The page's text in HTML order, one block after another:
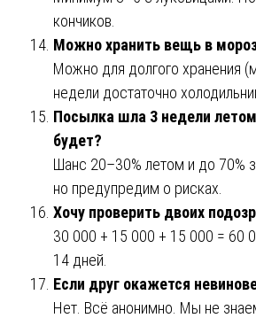
кончиков.
Можно хранить вещь в
Можно для долгого хранения
недели достаточно
Посылка шла 3 недели
будет?
Шанс 20–30% летом и до 70%
но предупредим о рисках.
Хочу проверить двоих
30 000 + 15 000 + 15 000 = 60
14 дней.
Если друг окажется
Нет. Всё анонимно. Мы не